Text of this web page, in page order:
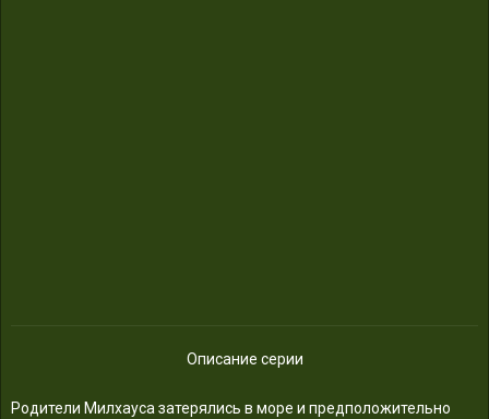
Описание серии
Родители Милхауса затерялись в море и предположительно